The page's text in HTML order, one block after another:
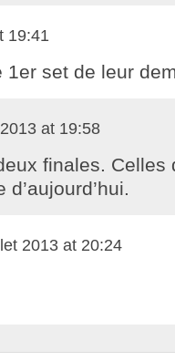
19:41
1er set de leur
at 19:58
finales. Celles
2013 at 20:24